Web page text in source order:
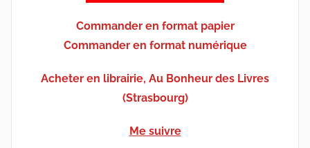
Commander en format papier
Commander en format numérique
Acheter en librairie, Au Bonheur des Livres
(Strasbourg)
Me suivre